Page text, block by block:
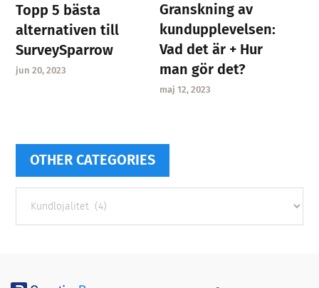
Topp 5 bästa
alternativen till
SurveySparrow
jun 20, 2023
Granskning av
kundupplevelsen:
Vad det är + Hur
man gör det?
maj 12, 2023
OTHER CATEGORIES
categories